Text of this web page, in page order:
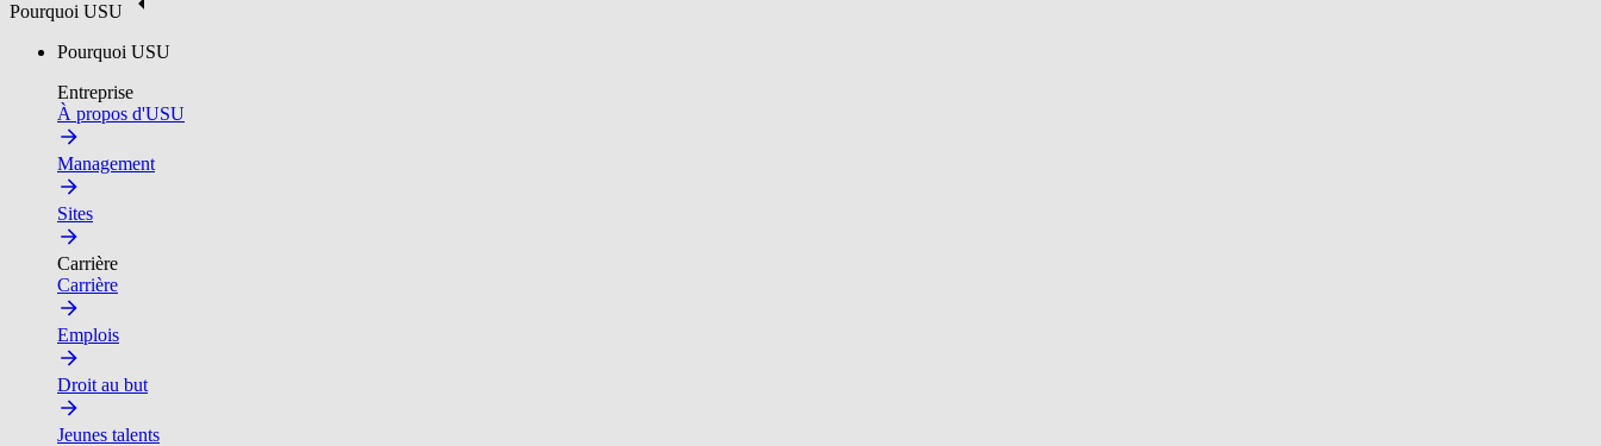
Pourquoi USU
Pourquoi USU
Entreprise
À propos d'USU
Management
Sites
Carrière
Carrière
Emplois
Droit au but
Jeunes talents